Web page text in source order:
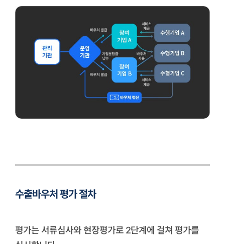
수출바우처 평가 절차
평가는 서류심사와 현장평가로 2단계에 걸쳐 평가를